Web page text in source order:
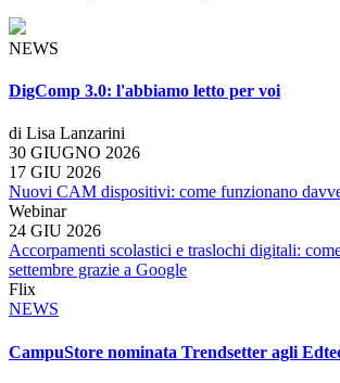
NEWS
DigComp 3.0: l'abbiamo letto per voi
di Lisa Lanzarini
30 GIUGNO 2026
17 GIU 2026
Nuovi CAM dispositivi: come funzionano
Webinar
24 GIU 2026
Accorpamenti scolastici e traslochi digitali:
settembre grazie a Google
Flix
NEWS
CampuStore nominata Trendsetter agli